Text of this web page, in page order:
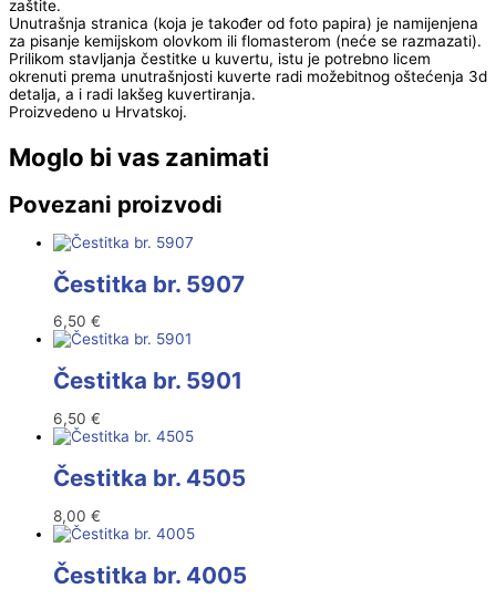
zaštite.
Unutrašnja stranica (koja je također od foto papira) je namijenjena
za pisanje kemijskom olovkom ili flomasterom (neće se razmazati).
Prilikom stavljanja čestitke u kuvertu, istu je potrebno licem
okrenuti prema unutrašnjosti kuverte radi možebitnog oštećenja 3d
detalja, a i radi lakšeg kuvertiranja.
Proizvedeno u Hrvatskoj.
Moglo bi vas zanimati
Povezani proizvodi
Čestitka br. 5907
6,50 €
Čestitka br. 5901
6,50 €
Čestitka br. 4505
8,00 €
Čestitka br. 4005